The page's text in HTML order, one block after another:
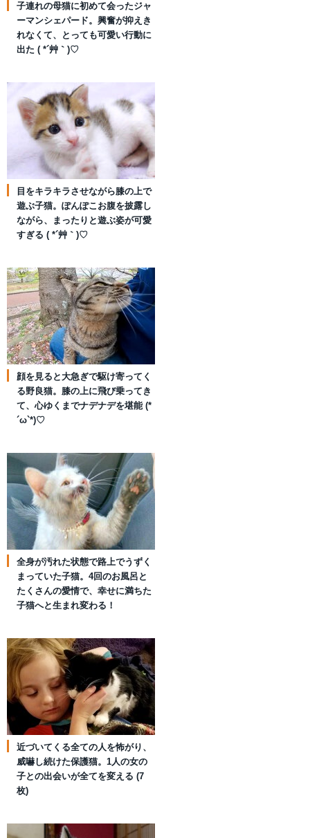
子連れの母猫に初めて会ったジャ
ーマンシェパード。興奮が抑えき
れなくて、とっても可愛い行動に
出た ( *´艸｀)♡
目をキラキラさせながら膝の上で
遊ぶ子猫。ぽんぽこお腹を披露し
ながら、まったりと遊ぶ姿が可愛
すぎる ( *´艸｀)♡
顔を見ると大急ぎで駆け寄ってく
る野良猫。膝の上に飛び乗ってき
て、心ゆくまでナデナデを堪能 (*
´ω`*)♡
全身が汚れた状態で路上でうずく
まっていた子猫。4回のお風呂と
たくさんの愛情で、幸せに満ちた
子猫へと生まれ変わる！
近づいてくる全ての人を怖がり、
威嚇し続けた保護猫。1人の女の
子との出会いが全てを変える (7
枚)